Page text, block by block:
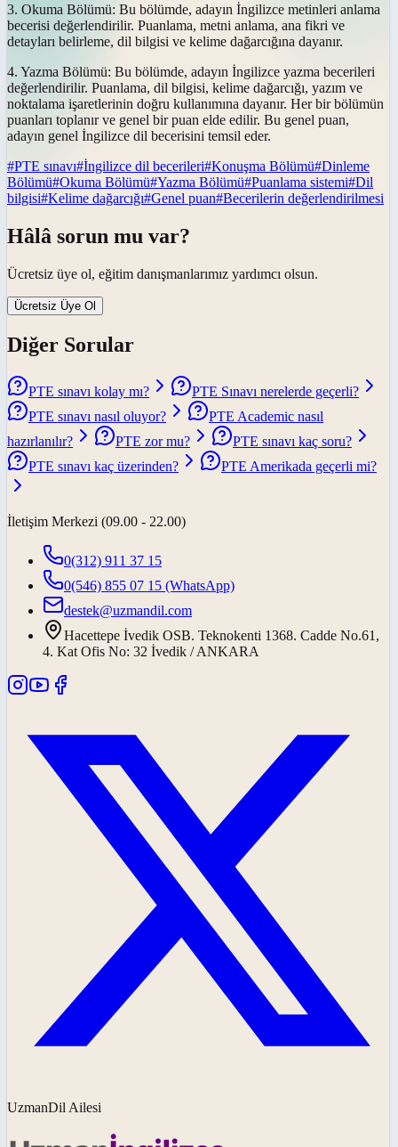
3. Okuma Bölümü: Bu bölümde, adayın İngilizce metinleri anlama
becerisi değerlendirilir. Puanlama, metni anlama, ana fikri ve
detayları belirleme, dil bilgisi ve kelime dağarcığına dayanır.
4. Yazma Bölümü: Bu bölümde, adayın İngilizce yazma becerileri
değerlendirilir. Puanlama, dil bilgisi, kelime dağarcığı, yazım ve
noktalama işaretlerinin doğru kullanımına dayanır. Her bir bölümün
puanları toplanır ve genel bir puan elde edilir. Bu genel puan,
adayın genel İngilizce dil becerisini temsil eder.
#PTE sınavı#İngilizce dil becerileri#Konuşma Bölümü#Dinleme
Bölümü#Okuma Bölümü#Yazma Bölümü#Puanlama sistemi#Dil
bilgisi#Kelime dağarcığı#Genel puan#Becerilerin değerlendirilmesi
Hâlâ sorun mu var?
Ücretsiz üye ol, eğitim danışmanlarımız yardımcı olsun.
Ücretsiz Üye Ol
Diğer Sorular
PTE sınavı kolay mı?
PTE Sınavı nerelerde geçerli?
PTE sınavı nasıl oluyor?
PTE Academic nasıl
hazırlanılır?
PTE zor mu?
PTE sınavı kaç soru?
PTE sınavı kaç üzerinden?
PTE Amerikada geçerli mi?
İletişim Merkezi (09.00 - 22.00)
0(312) 911 37 15
0(546) 855 07 15 (WhatsApp)
destek@uzmandil.com
Hacettepe İvedik OSB. Teknokenti 1368. Cadde No.61,
4. Kat Ofis No: 32 İvedik / ANKARA
UzmanDil Ailesi